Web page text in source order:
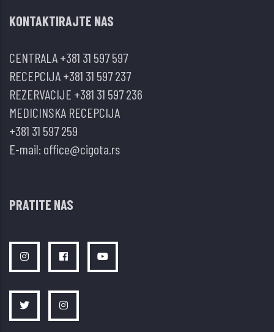
GENSKE
U
SRPSKOJ
POPULACIJI
KONTAKTIRAJTE NAS
CENTRALA+381 31 597 597
RECEPCIJA+381 31 597 237
REZERVACIJE +381 31 597 236
MEDICINSKA RECEPCIJA
+381 31 597 259
E-mail: office@cigota.rs
PRATITE NAS